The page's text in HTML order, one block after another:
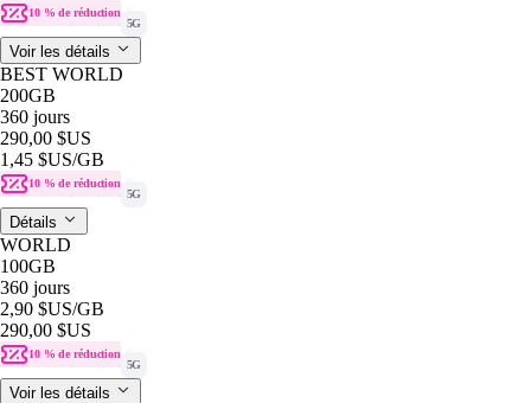
10 % de réduction
5G
Voir les détails
BEST WORLD
200GB
360 jours
290,00 $US
1,45 $US/GB
10 % de réduction
5G
Détails
WORLD
100GB
360 jours
2,90 $US/GB
290,00 $US
10 % de réduction
5G
Voir les détails